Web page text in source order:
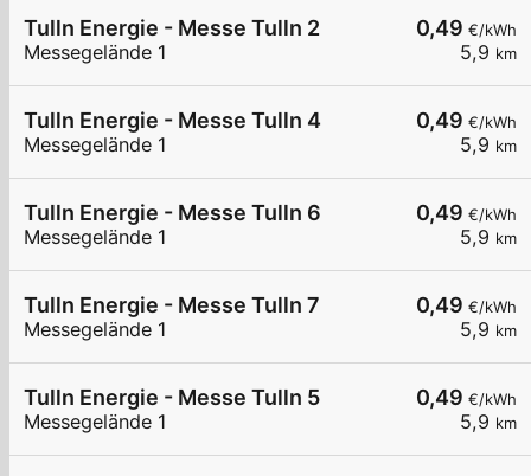
0,49 €/kWh
5,9 km
Tulln Energie - Messe Tulln 2
Messegelände 1
0,49 €/kWh
5,9 km
Tulln Energie - Messe Tulln 4
Messegelände 1
0,49 €/kWh
5,9 km
Tulln Energie - Messe Tulln 6
Messegelände 1
0,49 €/kWh
5,9 km
Tulln Energie - Messe Tulln 7
Messegelände 1
0,49 €/kWh
5,9 km
Tulln Energie - Messe Tulln 5
Messegelände 1